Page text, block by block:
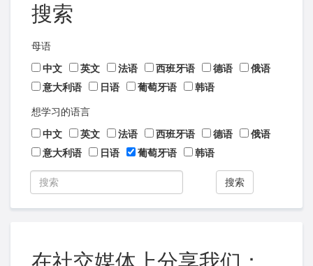
搜索
母语
中文
英文 法语 西班牙语 德语
俄语
意大利语
日语 葡萄牙语 韩语
想学习的语言
中文
英文 法语 西班牙语 德语
俄语
意大利语
日语 葡萄牙语 韩语
搜索